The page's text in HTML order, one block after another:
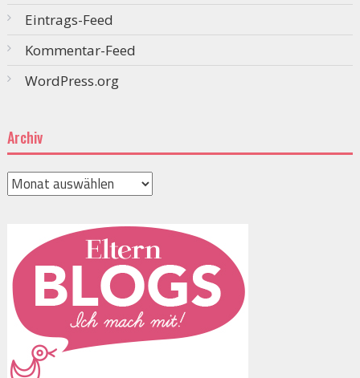
Eintrags-Feed
Kommentar-Feed
WordPress.org
Archiv
Archiv